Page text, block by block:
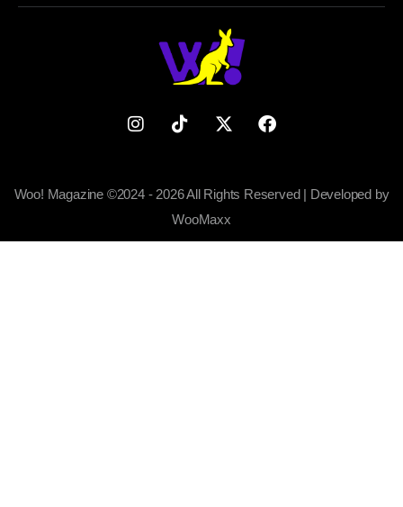
Woo! Magazine ©2024 - 2026 All Rights Reserved | Developed by
WooMaxx